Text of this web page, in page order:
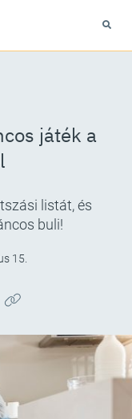
játék a
listát, és
buli!
15.